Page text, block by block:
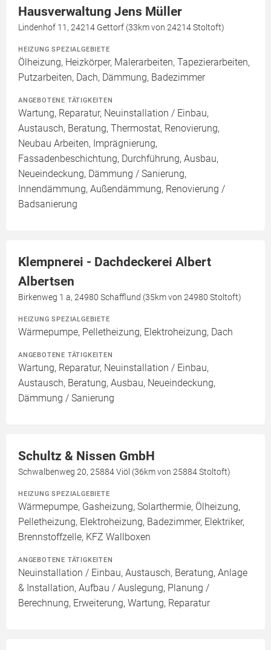
Hausverwaltung Jens Müller
Lindenhof 11, 24214 Gettorf (33km von 24214 Stoltoft)
HEIZUNG SPEZIALGEBIETE
Ölheizung, Heizkörper, Malerarbeiten, Tapezierarbeiten,
Putzarbeiten, Dach, Dämmung, Badezimmer
ANGEBOTENE TÄTIGKEITEN
Wartung, Reparatur, Neuinstallation / Einbau,
Austausch, Beratung, Thermostat, Renovierung,
Neubau Arbeiten, Imprägnierung,
Fassadenbeschichtung, Durchführung, Ausbau,
Neueindeckung, Dämmung / Sanierung,
Innendämmung, Außendämmung, Renovierung /
Badsanierung
Klempnerei - Dachdeckerei Albert
Albertsen
Birkenweg 1 a, 24980 Schafflund (35km von 24980 Stoltoft)
HEIZUNG SPEZIALGEBIETE
Wärmepumpe, Pelletheizung, Elektroheizung, Dach
ANGEBOTENE TÄTIGKEITEN
Wartung, Reparatur, Neuinstallation / Einbau,
Austausch, Beratung, Ausbau, Neueindeckung,
Dämmung / Sanierung
Schultz & Nissen GmbH
Schwalbenweg 20, 25884 Viöl (36km von 25884 Stoltoft)
HEIZUNG SPEZIALGEBIETE
Wärmepumpe, Gasheizung, Solarthermie, Ölheizung,
Pelletheizung, Elektroheizung, Badezimmer, Elektriker,
Brennstoffzelle, KFZ Wallboxen
ANGEBOTENE TÄTIGKEITEN
Neuinstallation / Einbau, Austausch, Beratung, Anlage
& Installation, Aufbau / Auslegung, Planung /
Berechnung, Erweiterung, Wartung, Reparatur